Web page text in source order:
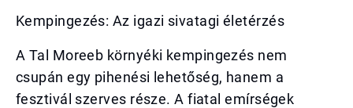
Kempingezés: Az igazi sivatagi életérzés
A Tal Moreeb környéki kempingezés nem
csupán egy pihenési lehetőség, hanem a
fesztivál szerves része. A fiatal emírségek